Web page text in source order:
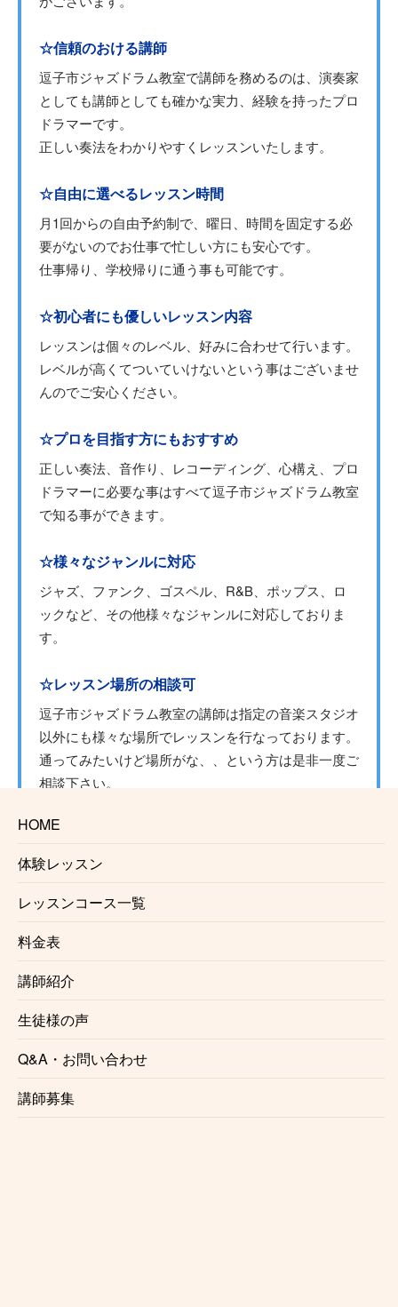
HOME
体験レッスン
レッスンコース一覧
料金表
講師紹介
生徒様の声
Q&A・お問い合わせ
講師募集
☆信頼のおける講師
逗子市ジャズドラム教室で講師を務めるのは、演奏家
としても講師としても確かな実力、経験を持ったプロ
ドラマーです。
正しい奏法をわかりやすくレッスンいたします。
☆自由に選べるレッスン時間
月1回からの自由予約制で、曜日、時間を固定する必
要がないのでお仕事で忙しい方にも安心です。
仕事帰り、学校帰りに通う事も可能です。
☆初心者にも優しいレッスン内容
レッスンは個々のレベル、好みに合わせて行います。
レベルが高くてついていけないという事はございませ
んのでご安心ください。
☆プロを目指す方にもおすすめ
正しい奏法、音作り、レコーディング、心構え、プロ
ドラマーに必要な事はすべて逗子市ジャズドラム教室
で知る事ができます。
☆様々なジャンルに対応
ジャズ、ファンク、ゴスペル、R&B、ポップス、ロ
ックなど、その他様々なジャンルに対応しておりま
す。
☆レッスン場所の相談可
逗子市ジャズドラム教室の講師は指定の音楽スタジオ
以外にも様々な場所でレッスンを行なっております。
通ってみたいけど場所がな、、という方は是非一度ご
相談下さい。
が可能でございます。
※場所によりお断りさせていただく事がございます。
また出張レッスンには対応していない講師もおります
ので予めご了承ください。
生徒様の声
これからレッスンを始める方の参考として、実際にレ
ッスンを受講されている生徒様の声をご紹介いたしま
す。